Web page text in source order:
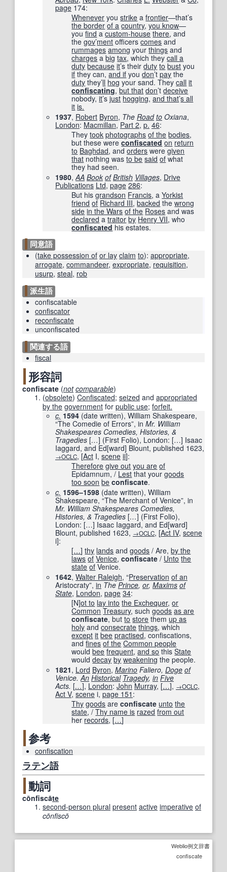
page 174:
Whenever youstrike afrontier—that’s
the border of a country,you know—
youfind acustom-house there, and
thegov’ment officerscomes and
rummages among yourthings and
charges abig tax, which theycall a
duty because it’s theirduty to bust you
if they can,and if youdon’tpay the
duty they’ll hog your sand. Theycall it
confiscating,but that don’tdeceive
nobody,it’sjust hogging,and that’s all
it is.
1937, Robert Byron, The Road to Oxiana‎,
London: Macmillan, Part 2, p. 46:
Theytook photographs of the bodies,
but these wereconfiscated on return
to Baghdad, andorders weregiven
that nothing wasto be said of what
they had seen.
1980,AA Book of British Villages, Drive
Publications Ltd, page 286:
But hisgrandson Francis, aYorkist
friend of Richard III,backed thewrong
side in the Wars of the Roses and was
declared atraitor by Henry VII, who
confiscated his estates.
同意語
(take possession of or lay claim to): appropriate,
arrogate, commandeer, expropriate, requisition,
usurp, steal, rob
派生語
confiscatable
confiscator
reconfiscate
unconfiscated
関連する語
fiscal
形容詞
confiscate (not comparable)
(obsolete) Confiscated; seized and appropriated
by the government for public use; forfeit.
c. 1594 (date written), William Shakespeare,
“The Comedie of Errors”, in Mr. William
Shakespeares Comedies, Histories, &
Tragedies […] (First Folio), London: […] Isaac
Iaggard, and Ed[ward] Blount, published 1623,
→OCLC, [Act I, scene ii]:
Therefore give out you are of
Epidamnum, / Lest that yourgoods
too soon be confiscate.
c. 1596–1598 (date written), William
Shakespeare, “The Merchant of Venice”, in
Mr. William Shakespeares Comedies,
Histories, & Tragedies […] (First Folio),
London: […] Isaac Iaggard, and Ed[ward]
Blount, published 1623, →OCLC, [Act IV, scene
i]:
[…] thy lands andgoods / Are,by the
laws of Venice,confiscate / Unto the
state of Venice.
1642, Walter Raleigh, “Preservation of an
Aristocraty”, in The Prince, or, Maxims of
State‎, London, page 34:
[N]ot to lay into the Exchequer,or
Common Treasury, suchgoods as are
confiscate, butto store them up as
holy andconsecrate things, which
except it bee practised, confiscations,
andfines of the Common people
wouldbee frequent,and so thisState
woulddecay by weakening the people.
1821, Lord Byron, Marino Faliero, Doge of
Venice.An Historical Tragedy, in Five
Acts. […], London: John Murray, […], →OCLC,
Act V, scene i, page 151 :
Thy goods areconfiscate unto the
state, /Thy name is razed from out
her records, […]
参考
confiscation
ラテン語
動詞
cōnfiscāte
second-person plural present active imperative of
cōnfiscō
Weblio例文辞書
confiscate